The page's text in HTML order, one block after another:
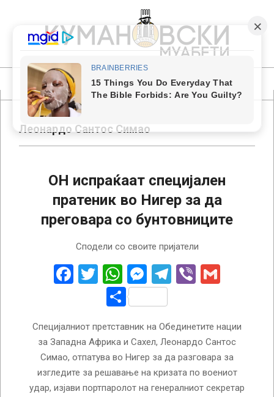
content
КУМАНОВСКИ
МУАБЕТИ
Primary
Navigation
MenuЛеонардо Сантос Симао
ОН испраќаат специјален
пратеник во Нигер за да
преговара со бунтовниците
Сподели со своите пријатели
Facebook
Twitter
WhatsApp
Messenger
Telegram
Viber
Share
Специјалниот претставник на Обединетите нации
за Западна Африка и Сахел, Леонардо Сантос
Симао, отпатува во Нигер за да разговара за
изгледите за решавање на кризата по воениот
удар, изјави портпаролот на генералниот секретар